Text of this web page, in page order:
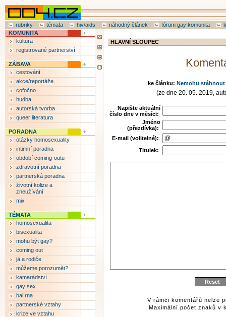
rubriky témata hiv/aids náhodný článek fórum gay komunita
HLAVNÍ SLOUPEC
ke článku: Nemohu
(ze dne 20. 05. 2019,
Napište aktuální
číslo dne v měsíci:
Jméno
(přezdívka):
E-mail (volitelné):
Titulek:
V rámci komentářů nelze
Maximální počet znaků v
KOMUNITA
kultura
registrované partnerství
ZÁBAVA
cestování
akce/reportáže
cofočno
hudba
autorská tvorba
queer literatura
PORADNA
otázky homosexuality
intimní poradna
období coming-outu
zdravotní poradna
partnerská poradna
životní kolize a
zneužívání
mix
TÉMATA
homosexualita
bisexualita
mohu být gay?
coming out
já a rodiče
můžeme porozumět?
kamarádství
gay sex
balírna
partnerské vztahy
krize ve vztahu